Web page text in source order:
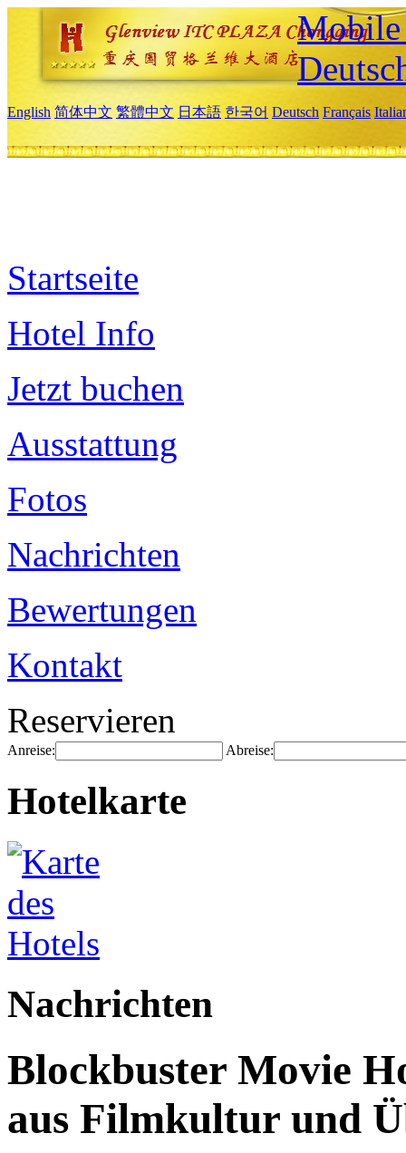
Mobile
English 简体中文 繁體中文 日本語 한국어 Deutsch Français
Startseite
Hotel Info
Jetzt buchen
Ausstattung
Fotos
Nachrichten
Bewertungen
Kontakt
Reservieren
Anreise: Abreise:
Hotelkarte
Nachrichten
Blockbuster Movie
aus Filmkultur und